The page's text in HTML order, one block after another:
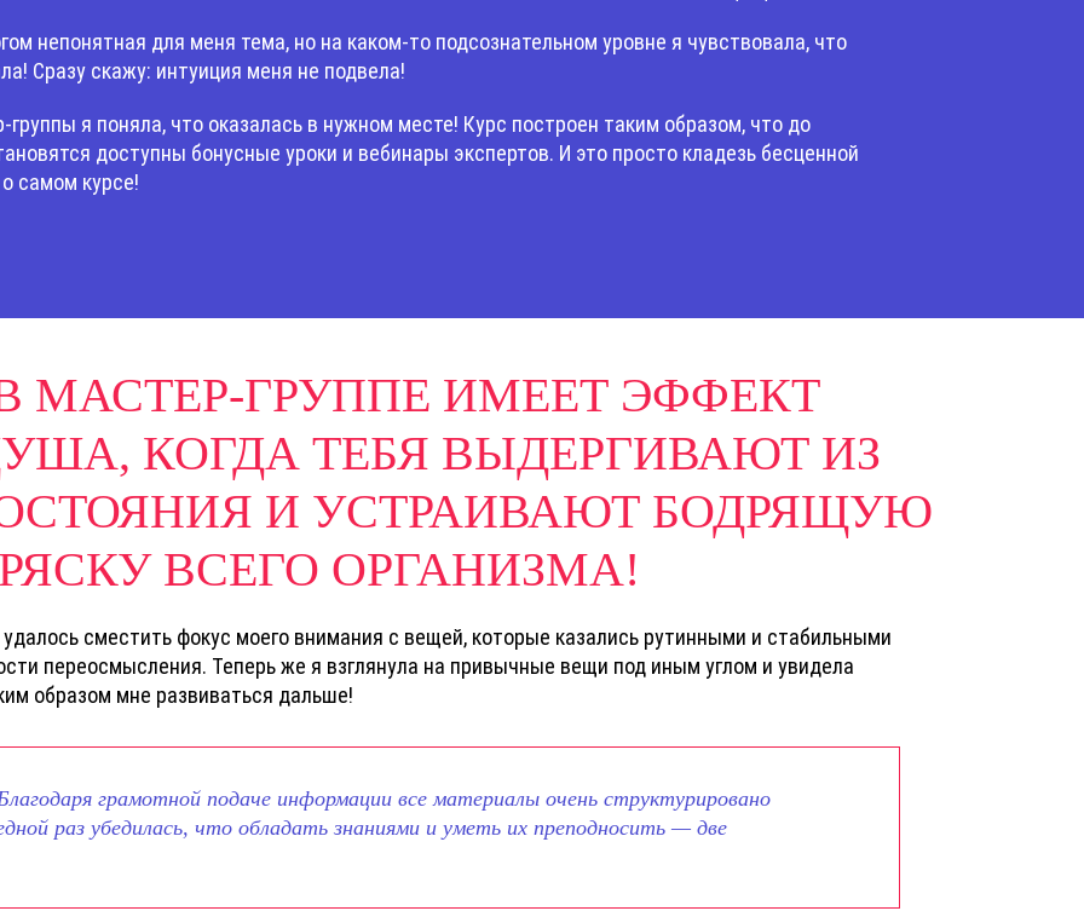
непонятная для меня тема, но на каком-то подсознательном уровне я чувствовала, что
Сразу скажу: интуиция меня не подвела!
я поняла, что оказалась в нужном месте! Курс построен таким образом, что до
доступны бонусные уроки и вебинары экспертов. И это просто кладезь бесценной
самом курсе!
МАСТЕР-ГРУППЕ ИМЕЕТ ЭФФЕКТ
КОГДА ТЕБЯ ВЫДЕРГИВАЮТ ИЗ
И УСТРАИВАЮТ БОДРЯЩУЮ
ВСЕГО ОРГАНИЗМА!
сместить фокус моего внимания с вещей, которые казались рутинными и стабильными
переосмысления. Теперь же я взглянула на привычные вещи под иным углом и увидела
образом мне развиваться дальше!
грамотной подаче информации все материалы очень структурировано
раз убедилась, что обладать знаниями и уметь их преподносить — две